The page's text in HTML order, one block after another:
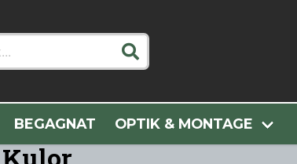
BEGAGNAT OPTIK & MONTAGE
Handladdning Kulor